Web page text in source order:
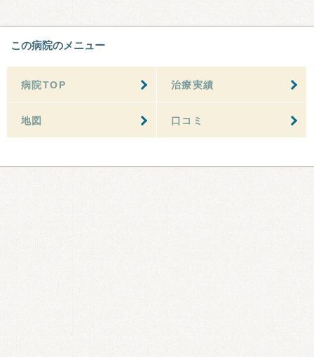
この病院のメニュー
病院TOP 治療実績
地図 口コミ